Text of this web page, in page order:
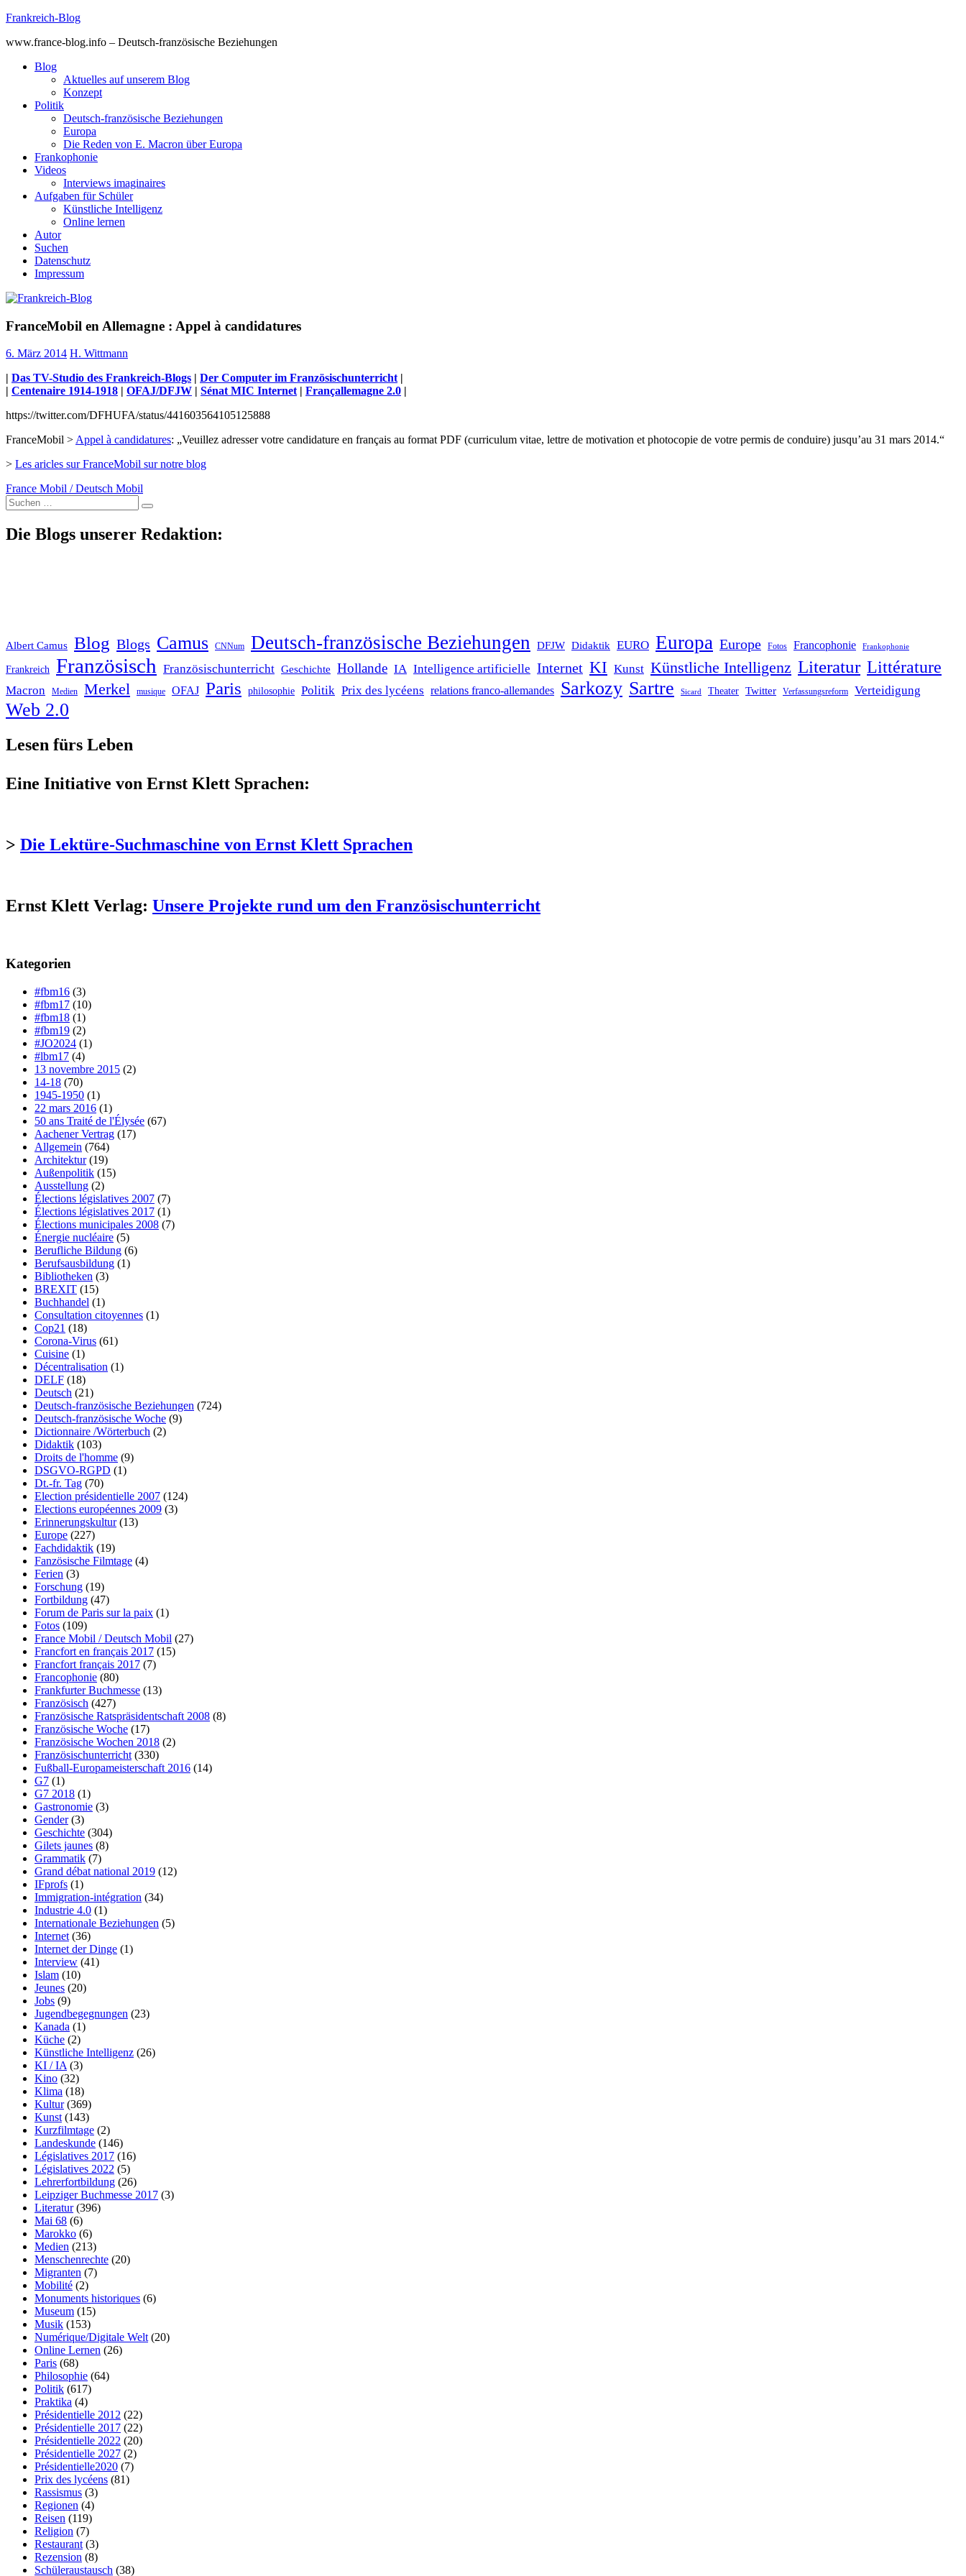
Skip
content
Frankreich-Blog
www.france-blog.info – Deutsch-französische Beziehungen
Blog
Aktuelles auf unserem Blog
Konzept
Politik
Deutsch-französische Beziehungen
Europa
Die Reden von E. Macron über Europa
Frankophonie
Videos
Interviews imaginaires
Aufgaben für Schüler
Künstliche Intelligenz
Online lernen
Autor
Suchen
Datenschutz
Impressum
FranceMobil en Allemagne : Appel à candidatures
6. März 2014 H. Wittmann
| Das TV-Studio des Frankreich-Blogs | Der Computer im Französischunterricht|
| Centenaire 1914-1918 | OFAJ/DFJW | Sénat MIC Internet| Françallemagne 2.0 |
https://twitter.com/DFHUFA/status/441603564105125888
FranceMobil >Appel à candidatures: „Veuillez adresser votre candidature en français au format PDF (curriculum vitae, lettre de motivation et photocopie de votre permis de conduire) jusqu’au 31 mars 2014.“
> Les aricles sur FranceMobil sur notre blog
France Mobil / Deutsch Mobil
Suche
nach:
Die Blogs unserer Redaktion:
Albert Camus Blog Blogs Camus CNNum Deutsch-französische Beziehungen DFJW Didaktik EURO Europa Europe Fotos Francophonie Frankophonie
Frankreich Französisch Französischunterricht Geschichte Hollande IA Intelligence artificielle Internet KI Kunst Künstliche Intelligenz Literatur Littérature
Macron Medien Merkel musique OFAJ Paris philosophie Politik Prix des lycéens relations franco-allemandes Sarkozy Sartre Sicard Theater Twitter Verfassungsreform Verteidigung
Web 2.0
Lesen fürs Leben
Eine Initiative von Ernst Klett Sprachen:
> Die Lektüre-Suchmaschine von Ernst Klett Sprachen
Ernst Klett Verlag: Unsere Projekte rund um den Französischunterricht
Kategorien
#fbm16 (3)
#fbm17 (10)
#fbm18 (1)
#fbm19 (2)
#JO2024 (1)
#lbm17 (4)
13 novembre 2015 (2)
14-18 (70)
1945-1950 (1)
22 mars 2016 (1)
50 ans Traité de l'Élysée (67)
Aachener Vertrag (17)
Allgemein (764)
Architektur(19)
Außenpolitik (15)
Ausstellung (2)
Élections législatives 2007 (7)
Élections législatives 2017 (1)
Élections municipales 2008 (7)
Énergie nucléaire (5)
Berufliche Bildung (6)
Berufsausbildung (1)
Bibliotheken (3)
BREXIT (15)
Buchhandel (1)
Consultation citoyennes (1)
Cop21 (18)
Corona-Virus (61)
Cuisine (1)
Décentralisation (1)
DELF (18)
Deutsch (21)
Deutsch-französische Beziehungen (724)
Deutsch-französische Woche (9)
Dictionnaire /Wörterbuch (2)
Didaktik (103)
Droits de l'homme (9)
DSGVO-RGPD (1)
Dt.-fr. Tag (70)
Election présidentielle 2007 (124)
Elections européennes 2009 (3)
Erinnerungskultur(13)
Europe (227)
Fachdidaktik (19)
Fanzösische Filmtage (4)
Ferien (3)
Forschung (19)
Fortbildung (47)
Forum de Paris sur la paix (1)
Fotos (109)
France Mobil / Deutsch Mobil (27)
Francfort en français 2017 (15)
Francfort français 2017 (7)
Francophonie (80)
Frankfurter Buchmesse (13)
Französisch (427)
Französische Ratspräsidentschaft 2008 (8)
Französische Woche (17)
Französische Wochen 2018 (2)
Französischunterricht (330)
Fußball-Europameisterschaft 2016 (14)
G7 (1)
G7 2018 (1)
Gastronomie (3)
Gender(3)
Geschichte (304)
Gilets jaunes (8)
Grammatik (7)
Grand débat national 2019 (12)
IFprofs (1)
Immigration-intégration (34)
Industrie 4.0 (1)
Internationale Beziehungen (5)
Internet (36)
Internet der Dinge (1)
Interview (41)
Islam (10)
Jeunes (20)
Jobs (9)
Jugendbegegnungen (23)
Kanada (1)
Küche (2)
Künstliche Intelligenz (26)
KI / IA (3)
Kino (32)
Klima (18)
Kultur(369)
Kunst (143)
Kurzfilmtage (2)
Landeskunde (146)
Législatives 2017 (16)
Législatives 2022 (5)
Lehrerfortbildung (26)
Leipziger Buchmesse 2017 (3)
Literatur(396)
Mai 68 (6)
Marokko (6)
Medien (213)
Menschenrechte (20)
Migranten (7)
Mobilité (2)
Monuments historiques (6)
Museum (15)
Musik (153)
Numérique/Digitale Welt (20)
Online Lernen (26)
Paris (68)
Philosophie (64)
Politik (617)
Praktika (4)
Présidentielle 2012 (22)
Présidentielle 2017 (22)
Présidentielle 2022 (20)
Présidentielle 2027 (2)
Présidentielle2020 (7)
Prix des lycéens (81)
Rassismus (3)
Regionen (4)
Reisen (119)
Religion (7)
Restaurant (3)
Rezension (8)
Schüleraustausch (38)